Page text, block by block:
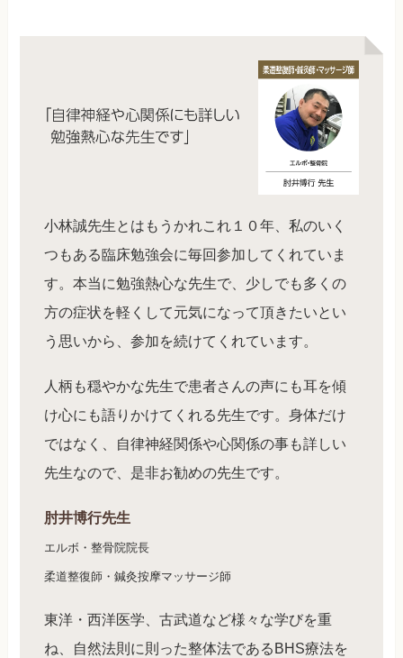
小林誠先生とはもうかれこれ１０年、私のいく
つもある臨床勉強会に毎回参加してくれていま
す。本当に勉強熱心な先生で、少しでも多くの
方の症状を軽くして元気になって頂きたいとい
う思いから、参加を続けてくれています。
人柄も穏やかな先生で患者さんの声にも耳を傾
け心にも語りかけてくれる先生です。身体だけ
ではなく、自律神経関係や心関係の事も詳しい
先生なので、是非お勧めの先生です。
肘井博行先生
エルボ・整骨院院長
柔道整復師・鍼灸按摩マッサージ師
東洋・西洋医学、古武道など様々な学びを重
ね、自然法則に則った整体法であるBHS療法を